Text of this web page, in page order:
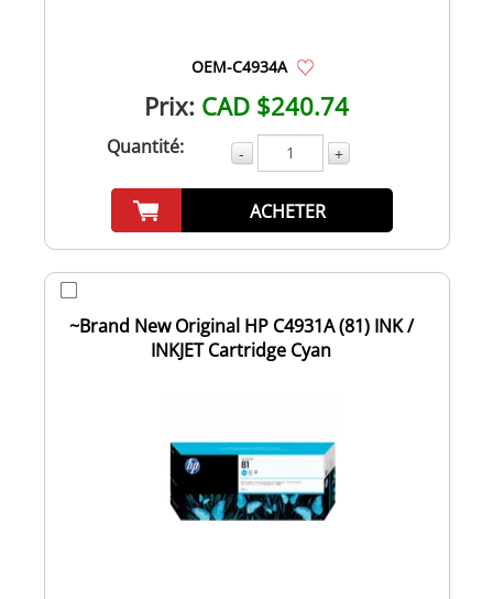
OEM-C4934A
Prix: CAD $240.74
Quantité: - +
ACHETER
~Brand New Original HP C4931A (81) INK /
INKJET Cartridge Cyan